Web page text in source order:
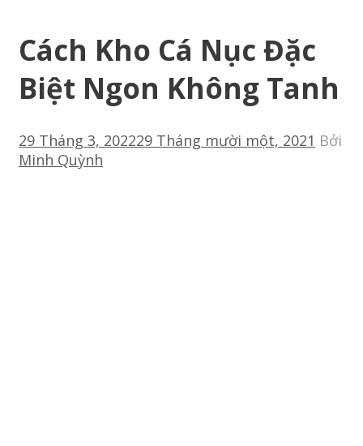
Cách Kho Cá Nục Đặc
Biệt Ngon Không Tanh
29 Tháng 3, 202229 Tháng mười một, 2021 Bởi
Minh Quỳnh